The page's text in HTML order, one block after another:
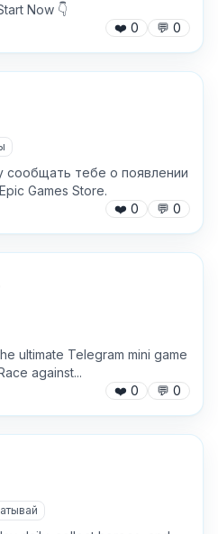
Now 👇
❤️ 0 💬 0
сообщать тебе о появлении
Games Store.
❤️ 0 💬 0
ultimate Telegram mini game
against...
❤️ 0 💬 0